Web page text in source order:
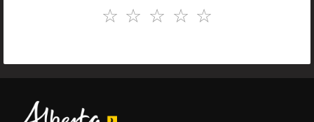
☆
☆
☆
☆
☆